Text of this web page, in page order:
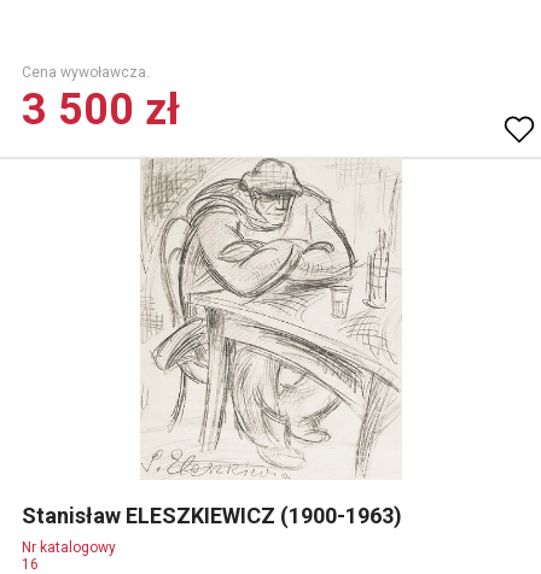
Cena wywoławcza.
3 500 zł
Stanisław ELESZKIEWICZ (1900-1963)
Nr katalogowy
16